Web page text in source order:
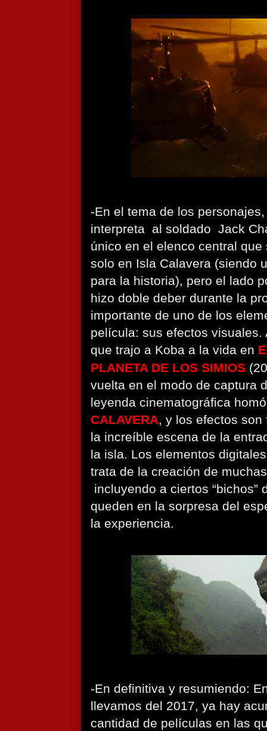
-En el tema de los
interpreta al soldado Jack
único en el elenco central
solo en Isla Calavera (siendo
para la historia), pero el lado
hizo doble deber durante la
importante de uno de los
película: sus efectos
que trajo a Koba a la vida en
PLANETA DE LOS SIMIOS
vuelta en el modo de captura
leyenda cinematográfica
CALAVERA, y los efectos
la increíble escena de la
la isla. Los elementos
trata de la creación de
incluyendo a ciertos “bichos”
queden en la sorpresa del
la experiencia.
-En definitiva y resumiendo:
llevamos del 2017, ya hay
cantidad de películas en las